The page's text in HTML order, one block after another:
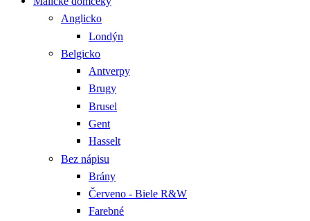
Anglicko
Londýn
Belgicko
Antverpy
Brugy
Brusel
Gent
Hasselt
Bez nápisu
Brány
Červeno - Biele R&W
Farebné